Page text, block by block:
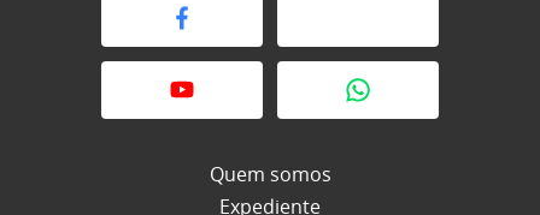
Quem somos
Expediente